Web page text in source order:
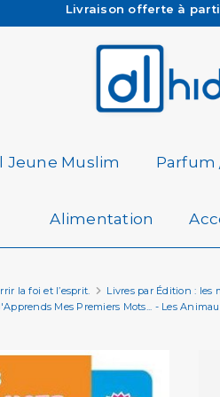
Les Commandes passées
Besoin d'aide ?
Livraison offerte à
Jeune Muslim Parfum
Alimentation
la foi et l’esprit. Livres par Édition :
Mes Premiers Mots... - Les